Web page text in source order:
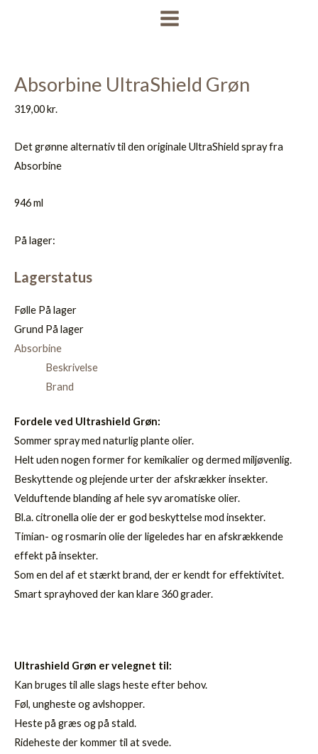
MAIN
Absorbine UltraShield Grøn
319,00kr.
Det grønne alternativ til den originale UltraShield spray fra
Absorbine
946 ml
På lager:
Lagerstatus
Følle På lager
Grund På lager
Absorbine
Beskrivelse
Brand
Fordele ved Ultrashield Grøn:
Sommer spray med naturlig plante olier.
Helt uden nogen former for kemikalier og dermed miljøvenlig.
Beskyttende og plejende urter der afskrækker insekter.
Velduftende blanding af hele syv aromatiske olier.
Bl.a. citronella olie der er god beskyttelse mod insekter.
Timian- og rosmarin olie der ligeledes har en afskrækkende
effekt på insekter.
Som en del af et stærkt brand, der er kendt for effektivitet.
Smart sprayhoved der kan klare 360 grader.
Ultrashield Grøn er velegnet til:
Kan bruges til alle slags heste efter behov.
Føl, ungheste og avlshopper.
Heste på græs og på stald.
Rideheste der kommer til at svede.